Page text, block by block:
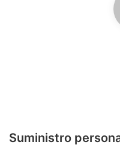
Suministro